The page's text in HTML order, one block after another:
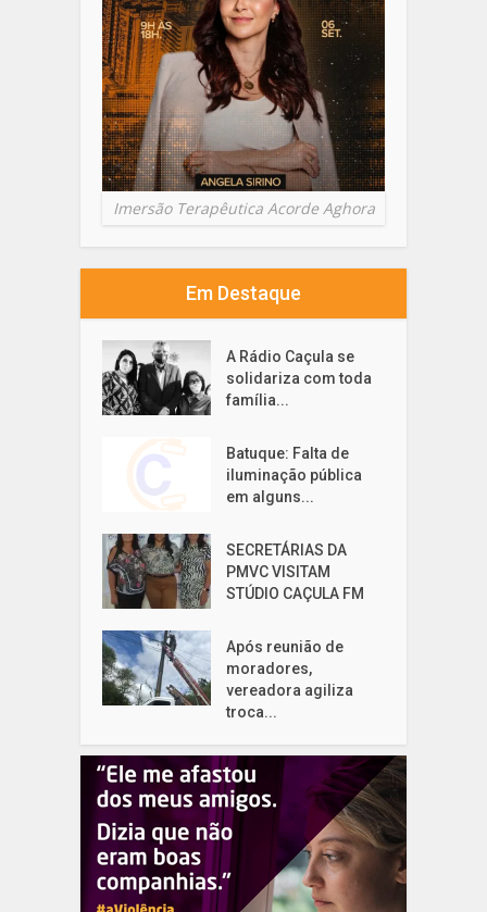
Imersão Terapêutica Acorde Aghora
Em Destaque
A Rádio Caçula se
solidariza com toda
família...
Batuque: Falta de
iluminação pública
em alguns...
SECRETÁRIAS DA
PMVC VISITAM
STÚDIO CAÇULA FM
Após reunião de
moradores,
vereadora agiliza
troca...